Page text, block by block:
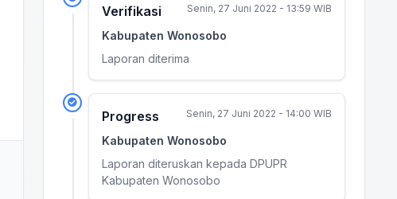
Verifikasi Senin, 27 Juni 2022 - 13:59 WIB
Kabupaten Wonosobo
Laporan diterima
Progress Senin, 27 Juni 2022 - 14:00 WIB
Kabupaten Wonosobo
Laporan diteruskan kepada DPUPR
Kabupaten Wonosobo